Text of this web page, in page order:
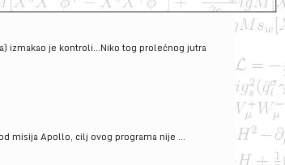
izmakao je kontroli...Niko tog prolećnog jutra
misija Apollo, cilj ovog programa nije ...